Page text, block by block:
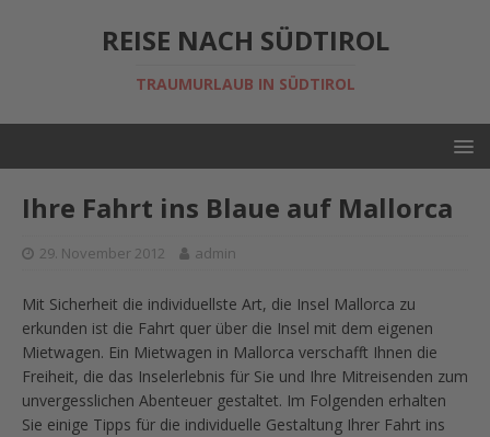
REISE NACH SÜDTIROL
TRAUMURLAUB IN SÜDTIROL
Ihre Fahrt ins Blaue auf Mallorca
29. November 2012 admin
Mit Sicherheit die individuellste Art, die Insel Mallorca zu
erkunden ist die Fahrt quer über die Insel mit dem eigenen
Mietwagen. Ein Mietwagen in Mallorca verschafft Ihnen die
Freiheit, die das Inselerlebnis für Sie und Ihre Mitreisenden zum
unvergesslichen Abenteuer gestaltet. Im Folgenden erhalten
Sie einige Tipps für die individuelle Gestaltung Ihrer Fahrt ins